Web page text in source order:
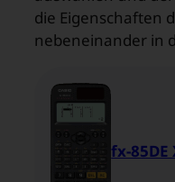
die Eigenschaften
nebeneinander in
fx-85DE